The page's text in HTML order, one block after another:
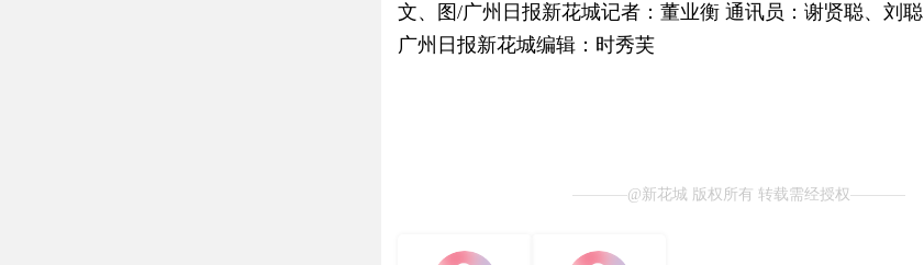
文、图/广州日报新花城记者：董业衡 通讯员：谢贤聪、刘聪
广州日报新花城编辑：时秀芙
@新花城 版权所有 转载需经授权